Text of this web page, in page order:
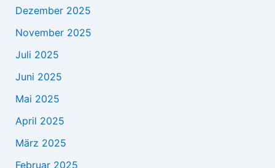
Dezember 2025
November 2025
Juli 2025
Juni 2025
Mai 2025
April 2025
März 2025
Februar 2025